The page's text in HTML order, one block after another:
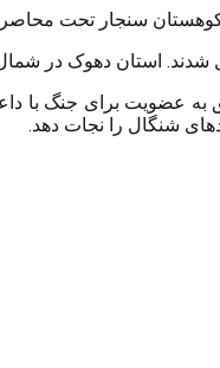
استان دهوک در
به عضویت برای جنگ
شنگال را نجات دهد.